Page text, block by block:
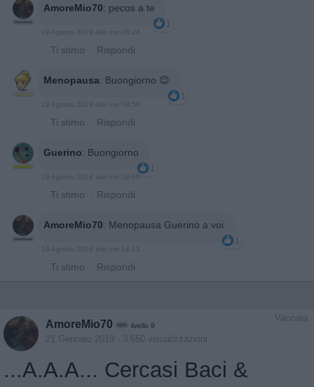
AmoreMio70: pecos a te
1
19 Agosto 2019 alle ore 08:24
· Ti stimo · Rispondi
Menopausa: Buongiorno 😊
1
19 Agosto 2019 alle ore 08:58
· Ti stimo · Rispondi
Guerino: Buongiorno
1
19 Agosto 2019 alle ore 09:08
· Ti stimo · Rispondi
AmoreMio70: Menopausa Guerino a voi
1
19 Agosto 2019 alle ore 14:13
· Ti stimo · Rispondi
Vaccata
AmoreMio70 livello 9
21 Gennaio 2019 - 3.650 visualizzazioni
...A.A.A... Cercasi Baci &